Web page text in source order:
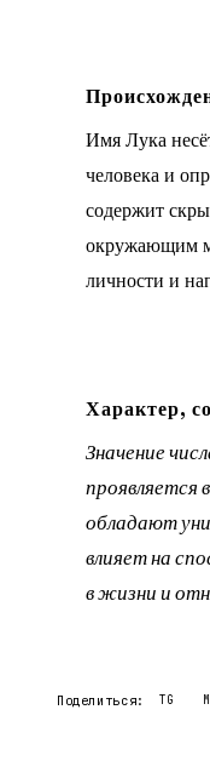
Имя Лука
человека и
содержит
окружающим
личности и
Характер,
Значение
обладают
влияет на
в жизни и
Поделиться: TG